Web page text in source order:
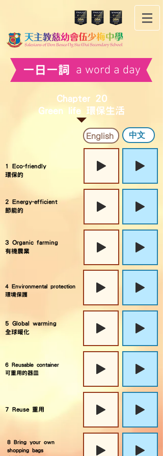
​一日一詞 a word a day
Chapter 20
Green life 環保生活
1 Eco-friendly
環保的
English 中文
2 Energy-efficient
節能的
3 Organic farming
有機農業
4 Environmental protection
環境保護
5 Global warming
全球暖化
6 Reusable container
可重用的器皿
7 Reuse 重用
8 Bring your own
shopping bags